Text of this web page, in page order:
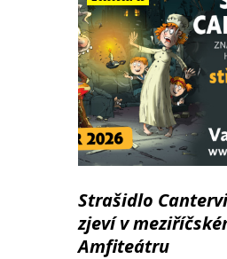
Strašidlo
zjeví v
Amfiteátru